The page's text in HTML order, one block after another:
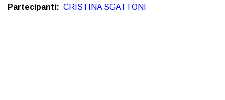
Partecipanti
CRISTINA SGATTONI